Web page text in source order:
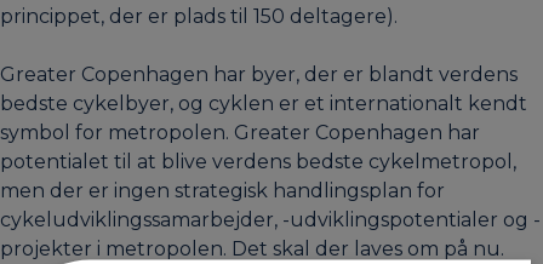
princippet, der er plads til 150 deltagere).
Greater Copenhagen har byer, der er blandt verdens
bedste cykelbyer, og cyklen er et internationalt kendt
symbol for metropolen. Greater Copenhagen har
potentialet til at blive verdens bedste cykelmetropol,
men der er ingen strategisk handlingsplan for
cykeludviklingssamarbejder, -udviklingspotentialer og -
projekter i metropolen. Det skal der laves om på nu.